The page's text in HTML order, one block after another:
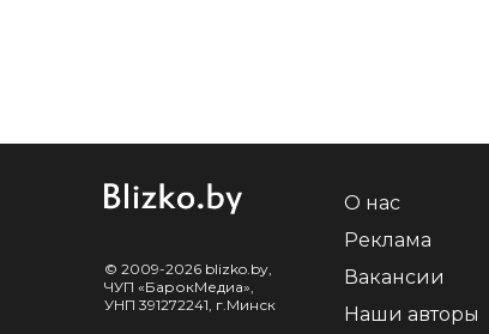
© 2009-2026 blizko.by,
ЧУП «БарокМедиа»,
УНП 391272241, г.Минск
О нас
Реклама
Вакансии
Наши авторы